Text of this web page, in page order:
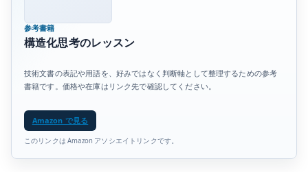
参考書籍
構造化思考のレッスン
技術文書の表記や用語を、好みではなく判断軸として整理するための参考
書籍です。価格や在庫はリンク先で確認してください。
Amazon で見る
このリンクは Amazon アソシエイトリンクです。